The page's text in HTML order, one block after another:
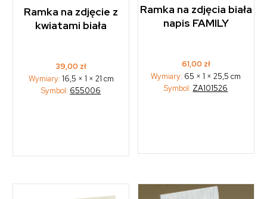
Ramka na zdjęcie z
kwiatami biała
39,00 zł
Wymiary: 16,5 × 1 × 21 cm
Symbol: 655006
Ramka na zdjęcia biała
napis FAMILY
61,00 zł
Wymiary: 65 × 1 × 25,5 cm
Symbol: ZA101526